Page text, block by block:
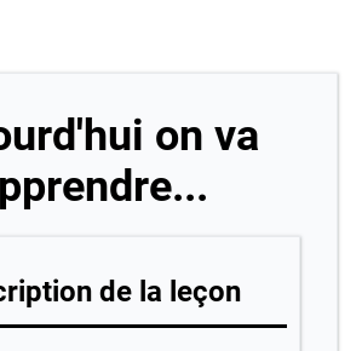
on va
de la leçon